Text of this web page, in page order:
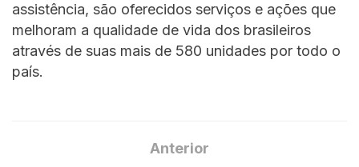
assistência, são oferecidos serviços e ações que
melhoram a qualidade de vida dos brasileiros
através de suas mais de 580 unidades por todo o
país.
Anterior